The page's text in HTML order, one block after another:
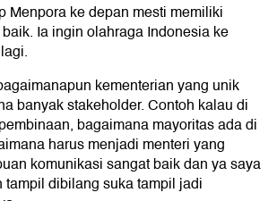
Menpora ke depan mesti memiliki
Ia ingin olahraga Indonesia ke
kementerian yang unik
banyak stakeholder. Contoh kalau di
bagaimana mayoritas ada di
harus menjadi menteri yang
komunikasi sangat baik dan ya saya
tampil dibilang suka tampil jadi